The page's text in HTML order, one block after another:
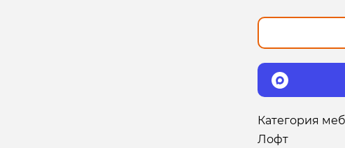
Категория
Лофт